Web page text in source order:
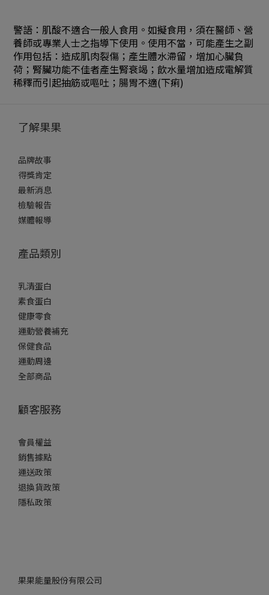
警語：肌酸不適合一般人食用。如擬食用，須在醫師、營
養師或專業人士之指導下使用。使用不當，可能產生之副
作用包括：造成肌肉裂傷；產生體水滯留，增加心臟負
荷；腎臟功能不佳者產生腎衰竭；飲水量增加造成電解質
稀釋而引起抽筋或嘔吐；腸胃不適(下痢)
了解果果
品牌故事
得獎肯定
最新消息
檢驗報告
媒體報導
產品類別
乳清蛋白
素食蛋白
健康零食
運動營養補充
保健食品
運動周邊
全部商品
顧客服務
會員權益
銷售據點
運送政策
退換貨政策
隱私政策
果果能量股份有限公司